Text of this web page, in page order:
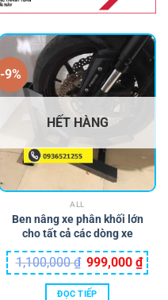
-9%
HẾT HÀNG
ALL
Ben nâng xe phân khối lớn
cho tất cả các dòng xe
1,100,000₫ Giá
gốc
là:
1,100,000 ₫.
999,000₫Giá
hiện
ĐỌC TIẾP